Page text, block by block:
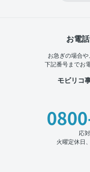
お電
お急ぎの場合や
下記番号までお
モビリコ
応
火曜定休日